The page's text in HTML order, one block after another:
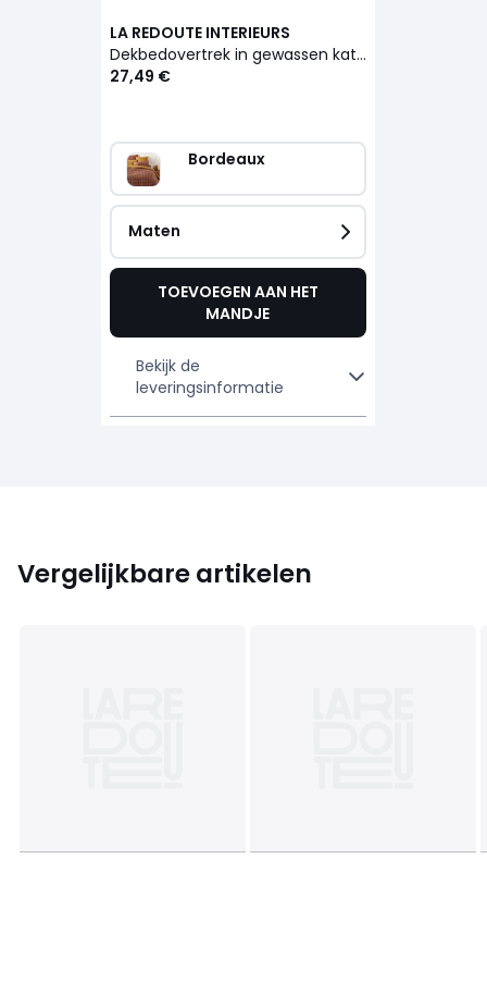
LA REDOUTE INTERIEURS
Dekbedovertrek in gewassen katoen, Oswald
27,49 €
Bordeaux
Maten
TOEVOEGEN AAN HET
MANDJE
Bekijk de
leveringsinformatie
Vergelijkbare artikelen